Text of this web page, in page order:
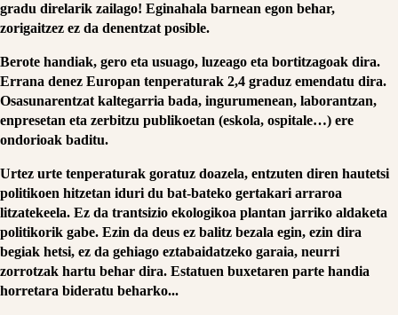
gradu direlarik zailago! Eginahala barnean egon behar,
zorigaitzez ez da denentzat posible.
Berote handiak, gero eta usuago, luzeago eta bortitzagoak dira.
Errana denez Europan tenperaturak 2,4 graduz emendatu dira.
Osasunarentzat kaltegarria bada, ingurumenean, laborantzan,
enpresetan eta zerbitzu publikoetan (eskola, ospitale…) ere
ondorioak baditu.
Urtez urte tenperaturak goratuz doazela, entzuten diren hautetsi
politikoen hitzetan iduri du bat-bateko gertakari arraroa
litzatekeela. Ez da trantsizio ekologikoa plantan jarriko aldaketa
politikorik gabe. Ezin da deus ez balitz bezala egin, ezin dira
begiak hetsi, ez da gehiago eztabaidatzeko garaia, neurri
zorrotzak hartu behar dira. Estatuen buxetaren parte handia
horretara bideratu beharko...